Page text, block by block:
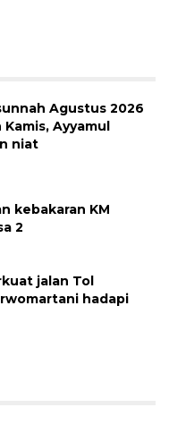
Agustus 2026
Ayyamul
niat
kebakaran KM
2
jalan Tol
hadapi